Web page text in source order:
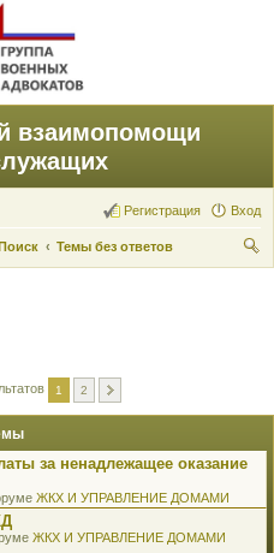
взаимопомощи
Вход
Регистрация
Темы без ответов
1 2
за ненадлежащее оказание
ЖКХ И УПРАВЛЕНИЕ ДОМАМИ
ЖКХ И УПРАВЛЕНИЕ ДОМАМИ